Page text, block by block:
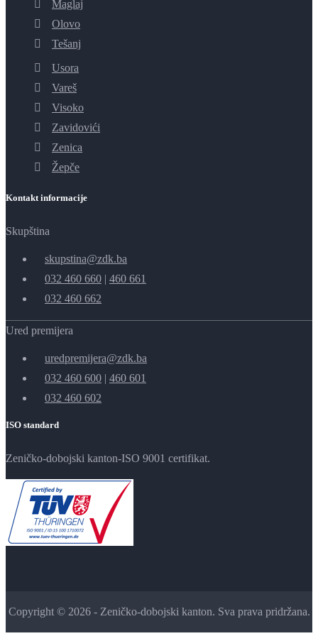
Maglaj
Olovo
Tešanj
Usora
Vareš
Visoko
Zavidovići
Zenica
Žepče
Kontakt informacije
Skupština
skupstina@zdk.ba
032 460 660 | 460 661
032 460 662
Ured premijera
uredpremijera@zdk.ba
032 460 600 | 460 601
032 460 602
ISO standard
Zeničko-dobojski kanton-ISO 9001 certifikat.
Copyright © 2026 - Zeničko-dobojski kanton. Sva prava pridržana.